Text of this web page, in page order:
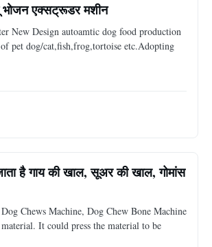
भोजन एक्सट्रूडर मशीन
New Design autoamtic dog food production
pet dog/cat,fish,frog,tortoise etc.Adopting
है गाय की खाल, सूअर की खाल, गोमांस
Chews Machine, Dog Chew Bone Machine
It could press the material to be